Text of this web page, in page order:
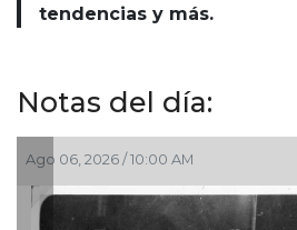
tendencias y más.
Notas del día:
2026 / 10:00 AM